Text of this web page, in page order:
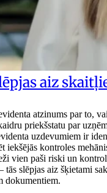
aiz
atzinums par to,
priekšstatu par
uzdevumiem ir
iekšējās kontroles
vien paši riski un
tās slēpjas aiz šķietami
dokumentiem.